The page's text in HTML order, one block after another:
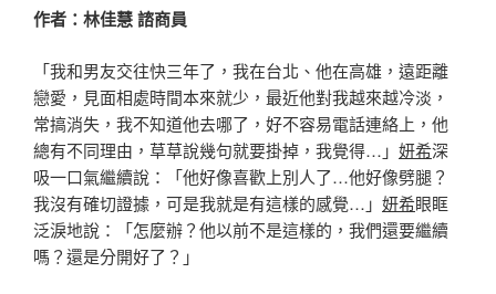
作者：林佳慧 諮商員
「我和男友交往快三年了，我在台北、他在高雄，遠距離
戀愛，見面相處時間本來就少，最近他對我越來越冷淡，
常搞消失，我不知道他去哪了，好不容易電話連絡上，他
總有不同理由，草草說幾句就要掛掉，我覺得…」 妍希深
吸一口氣繼續說：「他好像喜歡上別人了…他好像劈腿？
我沒有確切證據，可是我就是有這樣的感覺…」 妍希眼眶
泛淚地說：「怎麼辦？他以前不是這樣的，我們還要繼續
嗎？還是分開好了？」